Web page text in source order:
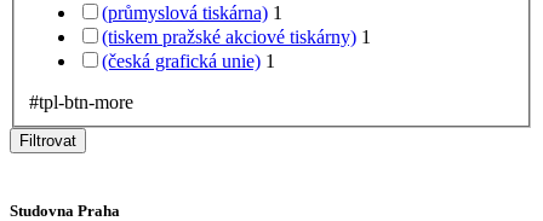
(průmyslová tiskárna) 1
(tiskem pražské akciové tiskárny) 1
(česká grafická unie) 1
#tpl-btn-more
Filtrovat
Studovna Praha